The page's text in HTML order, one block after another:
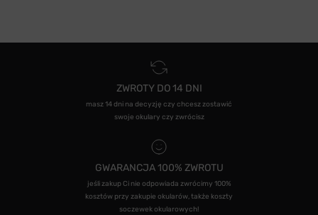
ZWROTY DO 14 DNI
masz 14 dni na decyzję czy chcesz zostawić
swoje okulary czy zwrócisz
GWARANCJA 100% ZWROTU
jeśli zakup Ci nie odpowiada zwrócimy 100%
kosztów przy zakupie okularów, także koszty
soczewek okularowych!